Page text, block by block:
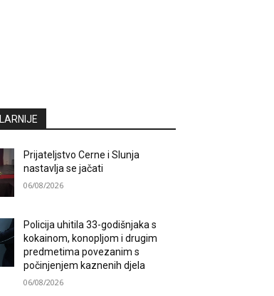
Prijateljstvo Cerne i Slunja
nastavlja se jačati
06/08/2026
Policija uhitila 33-godišnjaka s
kokainom, konopljom i drugim
predmetima povezanim s
počinjenjem kaznenih djela
06/08/2026